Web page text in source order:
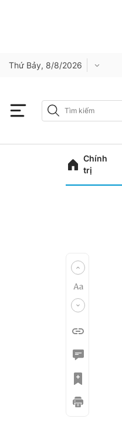
Thứ Bảy, 8/8/2026
Chính
trị